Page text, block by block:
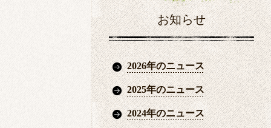
お知らせ
2026年のニュース
2025年のニュース
2024年のニュース